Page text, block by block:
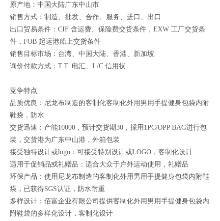
原产地：中国大陆广东中山市
销售方式：制造、批发、合作、服务、进口、出口
出口贸易条件：CIF 含运费、保险费交货条件，EXW 工厂交货条
件，FOB 起运港船上交货条件
销售目标市场：台湾、中国大陆、香港、新加坡
询价付款方式：T.T. 电汇、L/C 信用状
竞争特点
品质优良：尼龙布制造的客制化客制化外用男用手提健身包袋内附
鞋袋，防水
交货迅速：产能10000，预计交货期30，採用1PC/OPP BAG进行包
装，交货港为广东中山港，外箱包装
接受独特设计或logo：可接受特别设计或LOGO，客制化设计
适用于促销品或礼赠品：适合大众于户外运动使用，礼赠品
环保产品：使用尼龙布制造的客制化外用男用手提健身包袋内附鞋
袋，已获得SGS认证，防水耐重
多样设计：佰富企业有限公司提供客制化外用男用手提健身包袋内
附鞋袋的多样化设计，客制化设计